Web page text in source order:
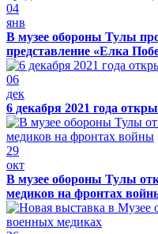
04
янв
В музее обороны Тулы
представление «Елка
06
дек
6 декабря 2021 года
29
окт
В музее обороны Тулы
медиков на фронтах